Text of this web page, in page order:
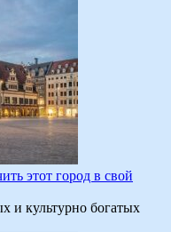
этот город в свой
и культурно богатых